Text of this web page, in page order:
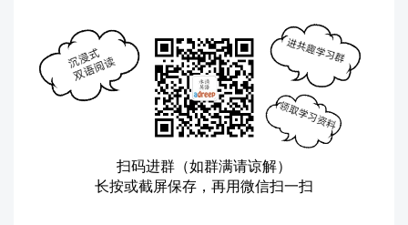
扫码进群（如群满请谅解）
长按或截屏保存，再用微信扫一扫